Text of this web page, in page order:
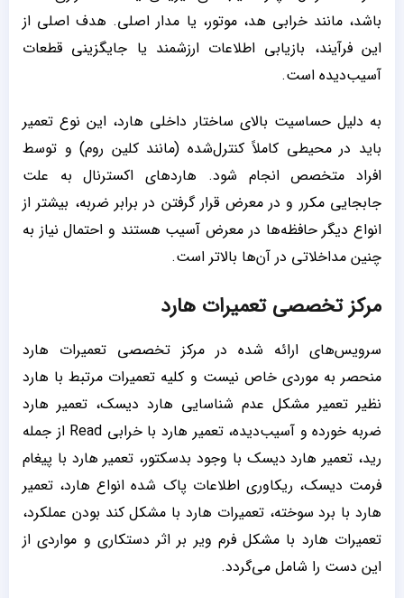
باشد، مانند خرابی هد، موتور، یا مدار اصلی. هدف اصلی از
این فرآیند، بازیابی اطلاعات ارزشمند یا جایگزینی قطعات
آسیب‌دیده است.
به دلیل حساسیت بالای ساختار داخلی هارد، این نوع تعمیر
باید در محیطی کاملاً کنترل‌شده (مانند کلین روم) و توسط
افراد متخصص انجام شود. هاردهای اکسترنال به علت
جابجایی مکرر و در معرض قرار گرفتن در برابر ضربه، بیشتر از
انواع دیگر حافظه‌ها در معرض آسیب هستند و احتمال نیاز به
چنین مداخلاتی در آن‌ها بالاتر است.
مرکز تخصصی تعمیرات هارد
سرویس‌های ارائه شده در مرکز تخصصی تعمیرات هارد
منحصر به موردی خاص نیست و کلیه تعمیرات مرتبط با هارد
نظیر تعمیر مشکل عدم شناسایی هارد دیسک، تعمیر هارد
ضربه خورده و آسیب‌دیده، تعمیر هارد با خرابی Read از جمله
رید، تعمیر هارد دیسک با وجود بدسکتور، تعمیر هارد با پیغام
فرمت دیسک، ریکاوری اطلاعات پاک شده انواع هارد، تعمیر
هارد با برد سوخته، تعمیرات هارد با مشکل کند بودن عملکرد،
تعمیرات هارد با مشکل فرم ویر بر اثر دستکاری و مواردی از
این دست را شامل می‌گردد.